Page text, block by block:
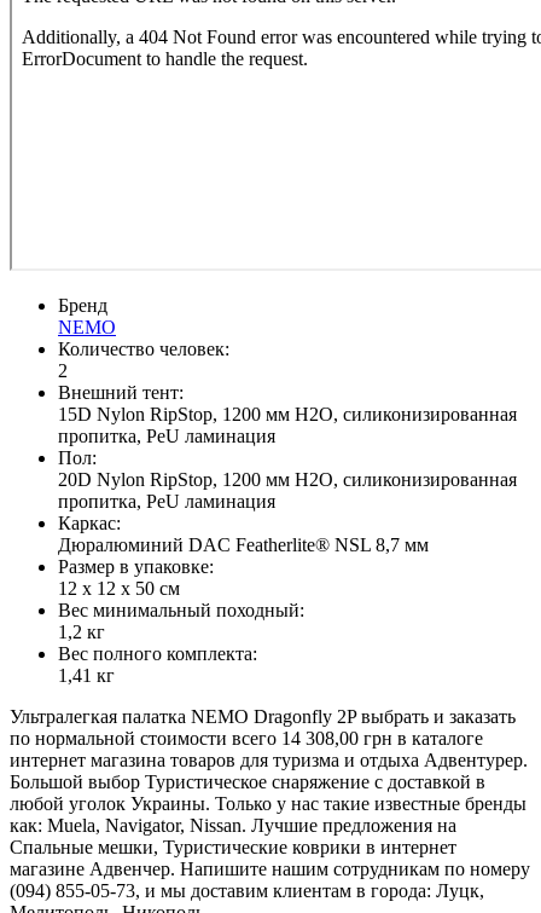
Бренд
NEMO
Количество человек:
2
Внешний тент:
15D Nylon RipStop, 1200 мм H2O, силиконизированная
пропитка, PeU ламинация
Пол:
20D Nylon RipStop, 1200 мм H2O, силиконизированная
пропитка, PeU ламинация
Каркас:
Дюралюминий DAC Featherlite® NSL 8,7 мм
Размер в упаковке:
12 х 12 х 50 см
Вес минимальный походный:
1,2 кг
Вес полного комплекта:
1,41 кг
Ультралегкая палатка NEMO Dragonfly 2P выбрать и заказать
по нормальной стоимости всего 14 308,00 грн в каталоге
интернет магазина товаров для туризма и отдыха Адвентурер.
Большой выбор Туристическое снаряжение с доставкой в
любой уголок Украины. Только у нас такие известные бренды
как: Muela, Navigator, Nissan. Лучшие предложения на
Спальные мешки, Туристические коврики в интернет
магазине Адвенчер. Напишите нашим сотрудникам по номеру
(094) 855-05-73, и мы доставим клиентам в города: Луцк,